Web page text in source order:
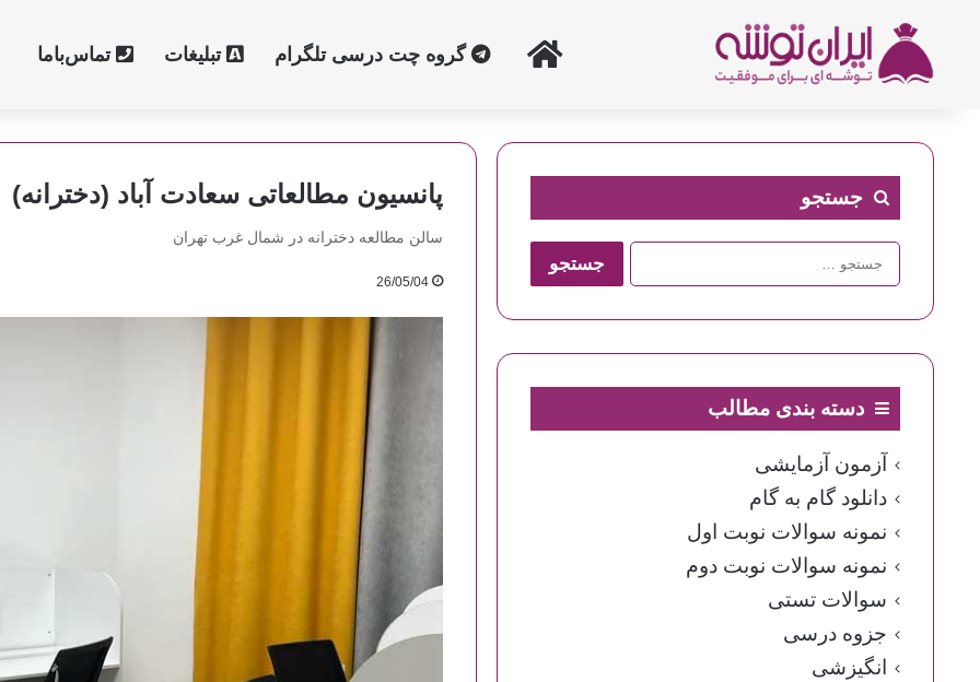
خانه گروه چت درسی تلگرام تبلیغات تماس‌با‌ما
پانسیون مطالعاتی سعادت آباد (دخترانه)
سالن مطالعه دخترانه در شمال غرب تهران
26/05/04
جستجو
جستجو
برای:
دسته بندی مطالب
آزمون آزمایشی
دانلود گام به گام
نمونه سوالات نوبت اول
نمونه سوالات نوبت دوم
سوالات تستی
جزوه درسی
انگیزشی